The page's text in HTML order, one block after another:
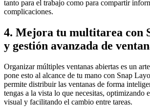
tanto para el trabajo como para compartir
complicaciones.
4. Mejora tu multitarea con
y gestión avanzada de
Organizar múltiples ventanas abiertas es un
pone esto al alcance de tu mano con Snap
permite distribuir las ventanas de forma
tengas a la vista lo que necesitas, optimizando
visual y facilitando el cambio entre tareas.